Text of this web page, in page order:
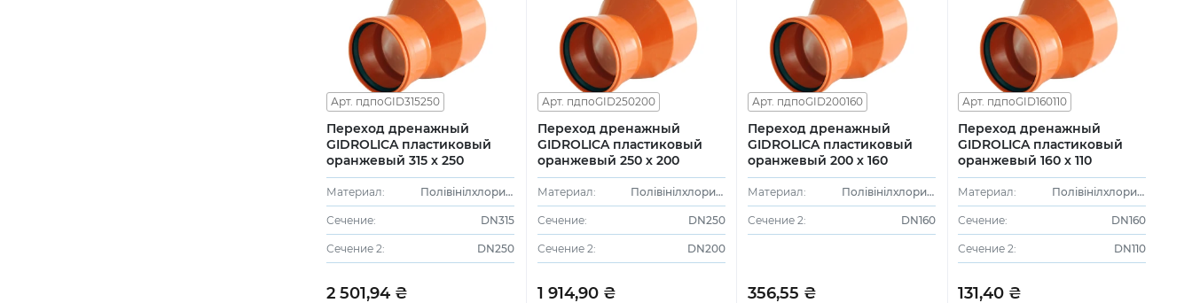
Арт. пдпоGID315250
Переход дренажный
GIDROLICA пластиковый
оранжевый 315 х 250
Материал: Полівінілхлорид (ПВХ)
Сечение: DN315
Сечение 2: DN250
2 501,94 ₴
Арт. пдпоGID250200
Переход дренажный
GIDROLICA пластиковый
оранжевый 250 х 200
Материал: Полівінілхлорид (ПВХ)
Сечение: DN250
Сечение 2: DN200
1 914,90 ₴
Арт. пдпоGID200160
Переход дренажный
GIDROLICA пластиковый
оранжевый 200 х 160
Материал: Полівінілхлорид (ПВХ)
Сечение 2: DN160
356,55 ₴
Арт. пдпоGID160110
Переход дренажный
GIDROLICA пластиковый
оранжевый 160 х 110
Материал: Полівінілхлорид (ПВХ)
Сечение: DN160
Сечение 2: DN110
131,40 ₴